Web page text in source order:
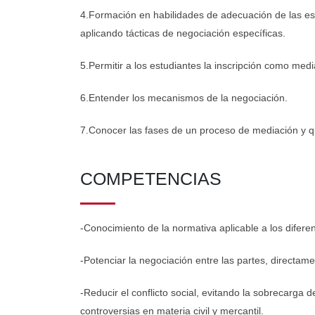
4.Formación en habilidades de adecuación de las
aplicando tácticas de negociación específicas.
5.Permitir a los estudiantes la inscripción como
6.Entender los mecanismos de la negociación.
7.Conocer las fases de un proceso de mediación y
COMPETENCIAS
-Conocimiento de la normativa aplicable a los
-Potenciar la negociación entre las partes,
-Reducir el conflicto social, evitando la sobrecarga
controversias en materia civil y mercantil.